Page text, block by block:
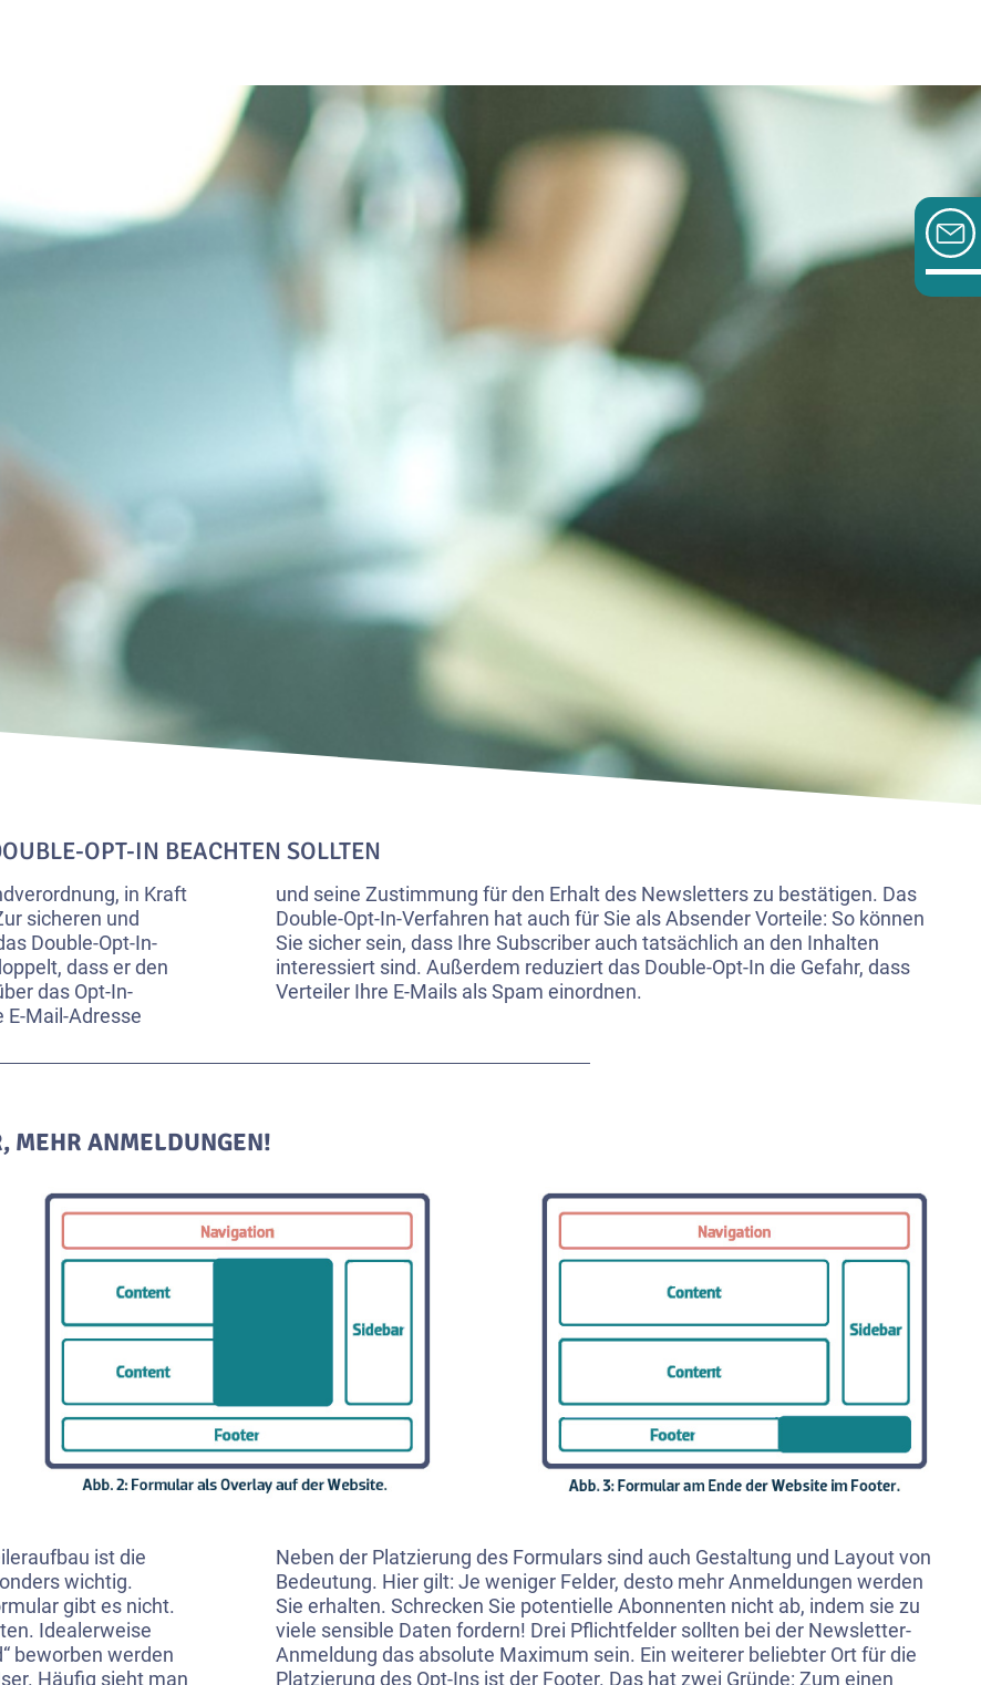
OPT-IN BEACHTEN SOLLTEN
in Kraft
sicheren und
Double-Opt-In-
dass er den
das Opt-In-
E-Mail-Adresse
und seine Zustimmung für den Erhalt des Newsletters zu bestätigen. Das
Double-Opt-In-Verfahren hat auch für Sie als Absender Vorteile: So können
Sie sicher sein, dass Ihre Subscriber auch tatsächlich an den Inhalten
interessiert sind. Außerdem reduziert das Double-Opt-In die Gefahr, dass
Verteiler Ihre E-Mails als Spam einordnen.
MEHR ANMELDUNGEN!
ist die
wichtig.
gibt es nicht.
Idealerweise
beworben werden
Häufig sieht man
Neben der Platzierung des Formulars sind auch Gestaltung und Layout von
Bedeutung. Hier gilt: Je weniger Felder, desto mehr Anmeldungen werden
Sie erhalten. Schrecken Sie potentielle Abonnenten nicht ab, indem sie zu
viele sensible Daten fordern! Drei Pflichtfelder sollten bei der Newsletter-
Anmeldung das absolute Maximum sein. Ein weiterer beliebter Ort für die
Platzierung des Opt-Ins ist der Footer. Das hat zwei Gründe: Zum einen